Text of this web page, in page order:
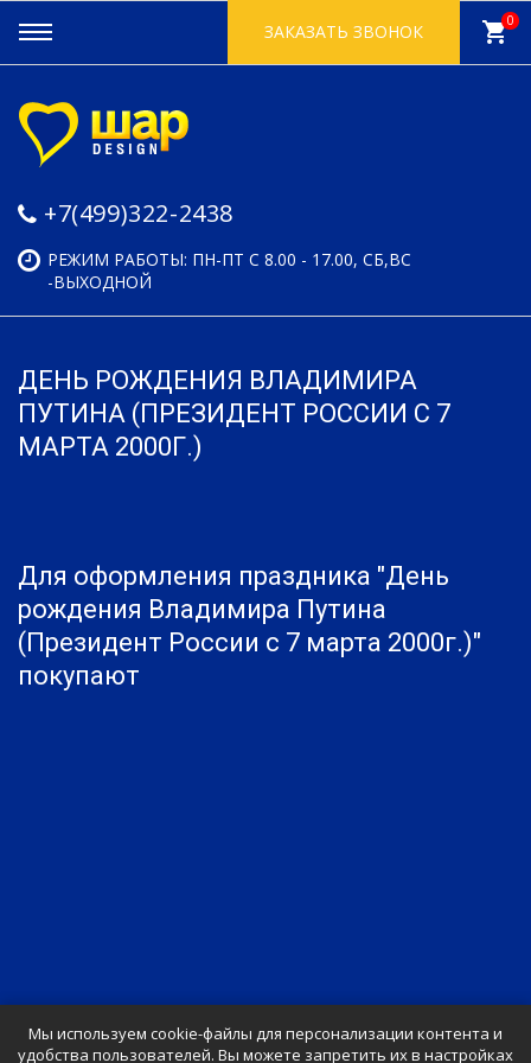
+7(499)322-2438
РЕЖИМ РАБОТЫ: ПН-ПТ С 8.00 - 17.00, СБ,ВС
-ВЫХОДНОЙ
ЗАКАЗАТЬ ЗВОНОК shopping_cart0
ДЕНЬ РОЖДЕНИЯ ВЛАДИМИРА
ПУТИНА (ПРЕЗИДЕНТ РОССИИ С 7
МАРТА 2000Г.)
Для оформления праздника "День
рождения Владимира Путина
(Президент России с 7 марта 2000г.)"
покупают
Мы используем cookie-файлы для персонализации контента и
удобства пользователей. Вы можете запретить их в настройках